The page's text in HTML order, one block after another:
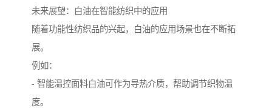
未来展望：白油在智能纺织中的应用
随着功能性纺织品的兴起，白油的应用场景也在不断拓
展。
例如：
- 智能温控面料白油可作为导热介质，帮助调节织物温
度。